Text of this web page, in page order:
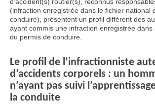
(infraction enregistrée dans le fichier national
conduire), présentent un profil différent des
ayant commis une infraction enregistrée dans
du permis de conduire.
Le profil de l’infractionniste
d’accidents corporels : un
n’ayant pas suivi
la conduite